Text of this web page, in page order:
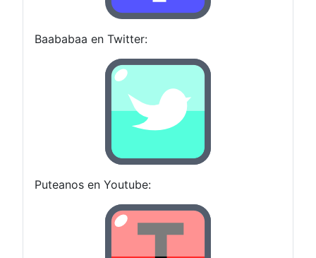
Baababaa en Twitter:
Puteanos en Youtube: